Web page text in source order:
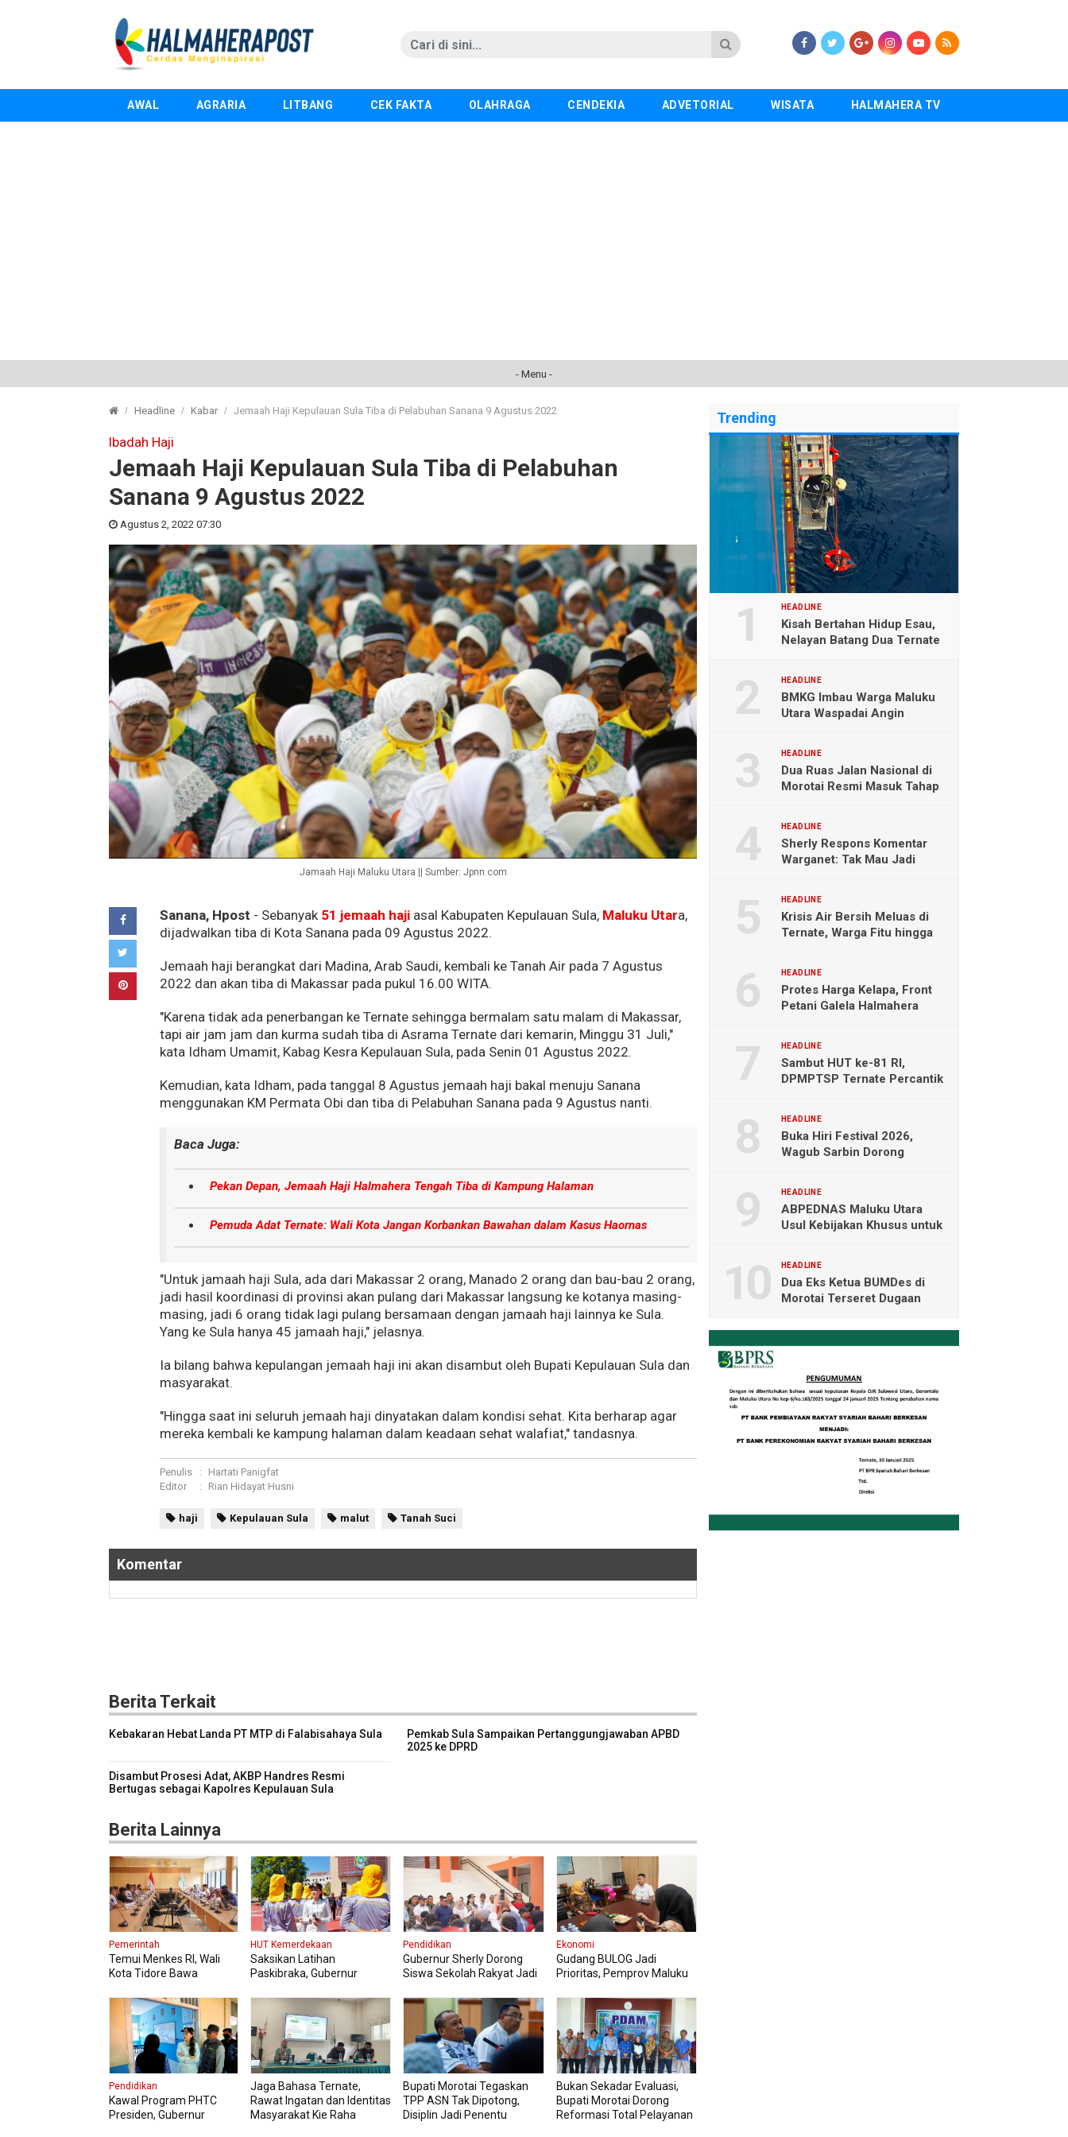
AWAL AGRARIA LITBANG CEK FAKTA OLAHRAGA CENDEKIA ADVETORIAL WISATA HALMAHERA TV
- Menu -
Headline Kabar Jemaah Haji Kepulauan Sula Tiba di Pelabuhan Sanana 9 Agustus 2022
Ibadah Haji
Jemaah Haji Kepulauan Sula Tiba di Pelabuhan
Sanana 9 Agustus 2022
Agustus 2, 2022 07:30
Jamaah Haji Maluku Utara || Sumber: Jpnn.com
Sanana, Hpost - Sebanyak 51 jemaah haji asal Kabupaten Kepulauan Sula, Maluku Utara,
dijadwalkan tiba di Kota Sanana pada 09 Agustus 2022.
Jemaah haji berangkat dari Madina, Arab Saudi, kembali ke Tanah Air pada 7 Agustus
2022 dan akan tiba di Makassar pada pukul 16.00 WITA.
"Karena tidak ada penerbangan ke Ternate sehingga bermalam satu malam di Makassar,
tapi air jam jam dan kurma sudah tiba di Asrama Ternate dari kemarin, Minggu 31 Juli,"
kata Idham Umamit, Kabag Kesra Kepulauan Sula, pada Senin 01 Agustus 2022.
Kemudian, kata Idham, pada tanggal 8 Agustus jemaah haji bakal menuju Sanana
menggunakan KM Permata Obi dan tiba di Pelabuhan Sanana pada 9 Agustus nanti.
Baca Juga:
Pekan Depan, Jemaah Haji Halmahera Tengah Tiba di Kampung Halaman
Pemuda Adat Ternate: Wali Kota Jangan Korbankan Bawahan dalam Kasus Haornas
"Untuk jamaah haji Sula, ada dari Makassar 2 orang, Manado 2 orang dan bau-bau 2 orang,
jadi hasil koordinasi di provinsi akan pulang dari Makassar langsung ke kotanya masing-
masing, jadi 6 orang tidak lagi pulang bersamaan dengan jamaah haji lainnya ke Sula.
Yang ke Sula hanya 45 jamaah haji," jelasnya.
Ia bilang bahwa kepulangan jemaah haji ini akan disambut oleh Bupati Kepulauan Sula dan
masyarakat.
"Hingga saat ini seluruh jemaah haji dinyatakan dalam kondisi sehat. Kita berharap agar
mereka kembali ke kampung halaman dalam keadaan sehat walafiat," tandasnya.
Penulis :
Hartati Panigfat
Editor
: Rian Hidayat Husni
haji Kepulauan Sula malut Tanah Suci
Komentar
Berita Terkait
Kebakaran Hebat Landa PT MTP di Falabisahaya Sula
Pemkab Sula Sampaikan Pertanggungjawaban APBD
2025 ke DPRD
Disambut Prosesi Adat, AKBP Handres Resmi
Bertugas sebagai Kapolres Kepulauan Sula
Berita Lainnya
Pemerintah
Temui Menkes RI, Wali
Kota Tidore Bawa
Layanan Kesehatan
HUT Kemerdekaan
Saksikan Latihan
Paskibraka, Gubernur
dan Jaga Kesehatan
Pendidikan
Gubernur Sherly Dorong
Siswa Sekolah Rakyat Jadi
Berdaya Saing
Ekonomi
Gudang BULOG Jadi
Prioritas, Pemprov Maluku
Tetap Stabil
Pendidikan
Kawal Program PHTC
Presiden, Gubernur
Jaga Bahasa Ternate,
Rawat Ingatan dan Identitas
Masyarakat Kie Raha
Bupati Morotai Tegaskan
TPP ASN Tak Dipotong,
Disiplin Jadi Penentu
Bukan Sekadar Evaluasi,
Bupati Morotai Dorong
Reformasi Total Pelayanan
Trending
HEADLINE
Kisah Bertahan Hidup Esau,
Nelayan Batang Dua Ternate
HEADLINE
BMKG Imbau Warga Maluku
Utara Waspadai Angin
HEADLINE
Dua Ruas Jalan Nasional di
Morotai Resmi Masuk Tahap
HEADLINE
Sherly Respons Komentar
Warganet: Tak Mau Jadi
HEADLINE
Krisis Air Bersih Meluas di
Ternate, Warga Fitu hingga
HEADLINE
Protes Harga Kelapa, Front
Petani Galela Halmahera
HEADLINE
Sambut HUT ke-81 RI,
DPMPTSP Ternate Percantik
HEADLINE
Buka Hiri Festival 2026,
Wagub Sarbin Dorong
HEADLINE
ABPEDNAS Maluku Utara
Usul Kebijakan Khusus untuk
HEADLINE
Dua Eks Ketua BUMDes di
Morotai Terseret Dugaan
Polisi